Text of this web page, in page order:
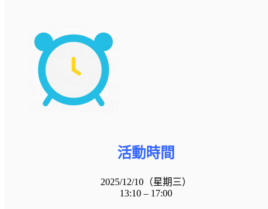
活動時間
2025/12/10（星期三）
13:10 – 17:00